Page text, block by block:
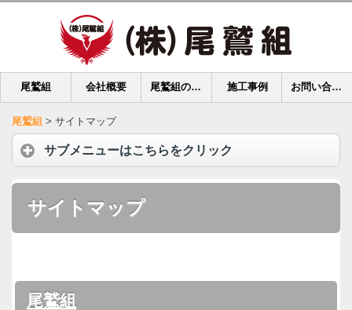
尾鷲組 会社概要 尾鷲組の強み 施工事例 お問い合わせ
尾鷲組 > サイトマップ
サブメニューはこちらをクリック
サイトマップ
尾鷲組